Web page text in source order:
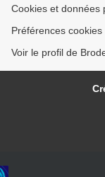
Cookies et données
Préférences cookies
Voir le profil de